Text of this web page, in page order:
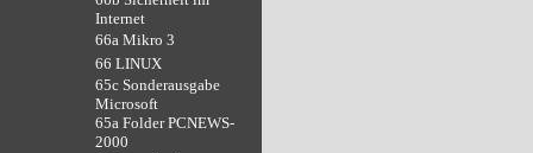
Internet
66a Mikro 3
66 LINUX
65c Sonderausgabe
Microsoft
65a Folder PCNEWS-
2000